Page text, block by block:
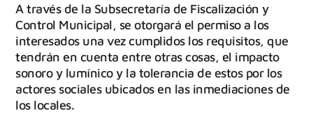
A través de la Subsecretaría de Fiscalización y
Control Municipal, se otorgará el permiso a los
interesados una vez cumplidos los requisitos, que
tendrán en cuenta entre otras cosas, el impacto
sonoro y lumínico y la tolerancia de estos por los
actores sociales ubicados en las inmediaciones de
los locales.